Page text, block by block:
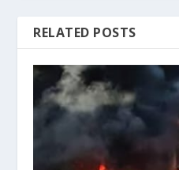
RELATED POSTS